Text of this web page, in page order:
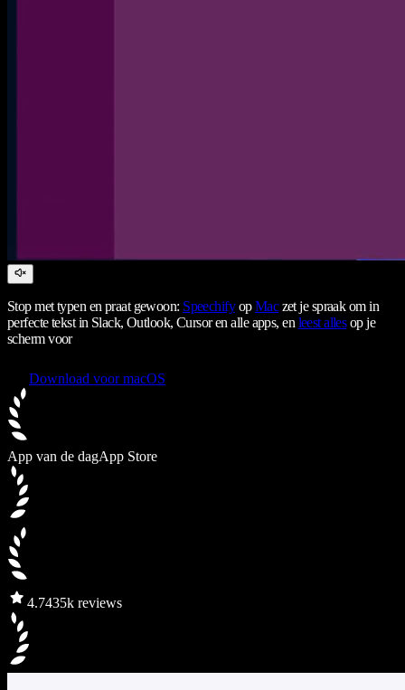
Stop met typen en praat gewoon: SpeechifyopMaczet je spraak om in
perfecte tekst in Slack, Outlook, Cursor en alle apps, en leest allesop je
scherm voor
Download voor macOS
App van de dagApp Store
4.7435k reviews